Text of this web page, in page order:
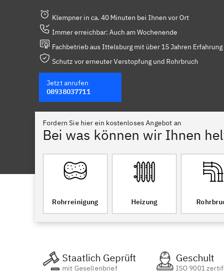
Klempner in ca. 40 Minuten bei Ihnen vor Ort
Immer erreichbar: Auch am Wochenende
Fachbetrieb aus Ittelsburg mit über 15 Jahren Erfahrung
Schutz vor erneuter Verstopfung und Rohrbruch
Jetzt anrufen
08938037711
Fordern Sie hier ein kostenloses Angebot an
Bei was können wir Ihnen
Rohrreinigung Heizung
Staatlich Geprüft
mit Gesellenbrief
Geschult
ISO 9001